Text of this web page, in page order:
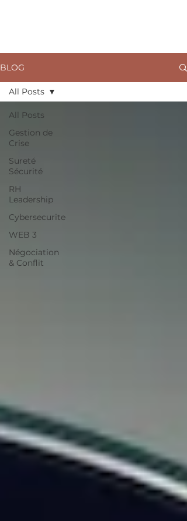
BLOG
All Posts
Gestion de
Crise
Sureté
Sécurité
RH
Leadership
Cybersecurite
WEB 3
Négociation
& Conflit
All Posts